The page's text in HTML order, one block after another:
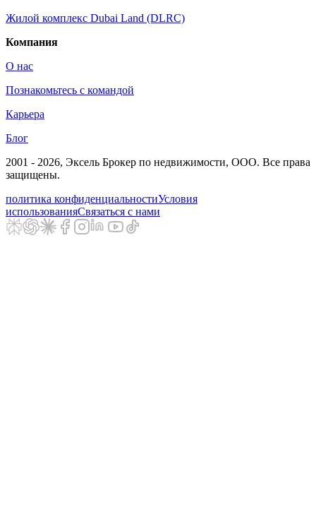
Жилой комплекс Dubai Land (DLRC)
Компания
О нас
Познакомьтесь с командой
Карьера
Блог
2001 - 2026, Эксель Брокер по недвижимости, ООО. Все права
защищены.
политика конфиденциальностиУсловия
использованияСвязаться с нами